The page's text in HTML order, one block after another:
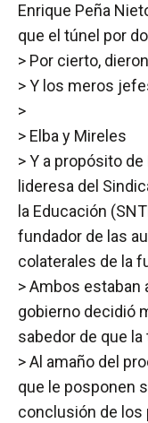
Enrique Peña
que el túnel por
> Por cierto,
> Y los meros
>
> Elba y Mireles
> Y a propósito de
lideresa del
la Educación
fundador de las
colaterales de la
> Ambos estaban
gobierno decidió
sabedor de que
> Al amaño del
que le posponen
conclusión de los